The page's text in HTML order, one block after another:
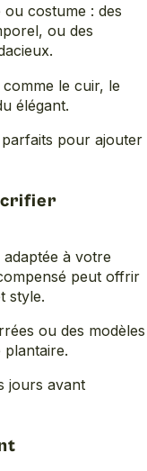
costume : des
ou des
le cuir, le
élégant.
pour ajouter
à votre
peut offrir
style.
ou des modèles
jours avant